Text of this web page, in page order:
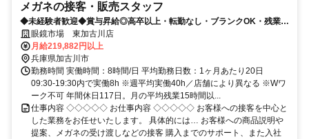
メガネの接客・販売スタッフ
◆未経験者歓迎◆賞与昇給◎高卒以上・転勤なし・ブランクOK・残業少
なめ・業界No1！
眼鏡市場 東加古川店
月給219,882円以上
兵庫県加古川市
勤務時間 実働時間：8時間/日 平均勤務日数：1ヶ月あたり20日
09:30-19:30内で実働8h ※週平均実働40h／店舗により異なる ※Wワ
ーク不可 年間休日117日。月の平均残業15時間以...
仕事内容 ◇◇◇◇◇ お仕事内容 ◇◇◇◇◇ お客様への接客を中心と
した業務をお任せいたします。 具体的には… お客様への商品説明や
提案、メガネの受け渡しなどの接客 購入までのサポート、また入社